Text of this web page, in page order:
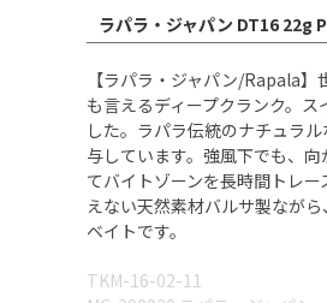
ラパラ・ジャパン DT16 22g
【ラパラ・ジャパン/Rapala
も言えるディープクランク。
した。ラパラ伝統のナチュラ
与しています。強風下でも、
てバイトゾーンを長時間トレ
えない天然素材バルサ製なが
ベイトです。
TKM-16-02-11